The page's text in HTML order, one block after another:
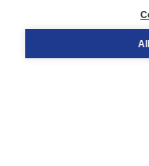
Order